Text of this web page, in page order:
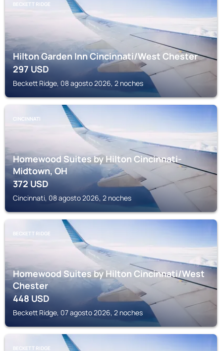
BECKETT RIDGE
Hilton Garden Inn Cincinnati/West Chester
297USD
Beckett Ridge, 08 agosto 2026, 2 noches
CINCINNATI
Homewood Suites by Hilton Cincinnati-
Midtown, OH
372USD
Cincinnati, 08 agosto 2026, 2 noches
BECKETT RIDGE
Homewood Suites by Hilton Cincinnati/West
Chester
448USD
Beckett Ridge, 07 agosto 2026, 2 noches
BECKETT RIDGE